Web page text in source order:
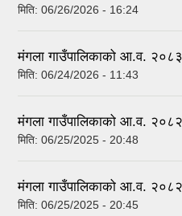
मिति: 06/26/2026 - 16:24
मंगला गाउँपालिकाको आ.व.
मिति: 06/24/2026 - 11:43
मंगला गाउँपालिकाको आ.व.
मिति: 06/25/2025 - 20:48
मंगला गाउँपालिकाको आ.व.
मिति: 06/25/2025 - 20:45